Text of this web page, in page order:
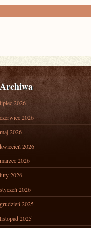
Archiwa
lipiec 2026
czerwiec 2026
maj 2026
kwiecień 2026
marzec 2026
luty 2026
styczeń 2026
grudzień 2025
listopad 2025